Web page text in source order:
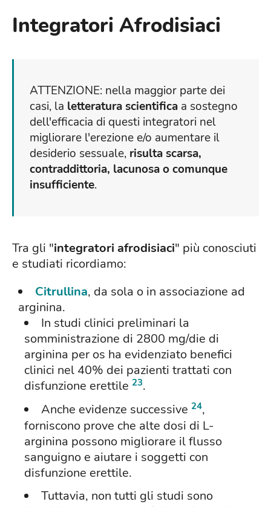
Integratori Afrodisiaci
ATTENZIONE: nella maggior parte dei
casi, la letteratura scientifica a sostegno
dell'efficacia di questi integratori nel
migliorare l'erezione e/o aumentare il
desiderio sessuale, risulta scarsa,
contraddittoria, lacunosa o comunque
insufficiente.
Tra gli "integratori afrodisiaci" più conosciuti
e studiati ricordiamo:
Citrullina, da sola o in associazione ad
arginina.
In studi clinici preliminari la
somministrazione di 2800 mg/die di
arginina per os ha evidenziato benefici
clinici nel 40% dei pazienti trattati con
disfunzione erettile 23.
Anche evidenze successive 24,
forniscono prove che alte dosi di L-
arginina possono migliorare il flusso
sanguigno e aiutare i soggetti con
disfunzione erettile.
Tuttavia, non tutti gli studi sono